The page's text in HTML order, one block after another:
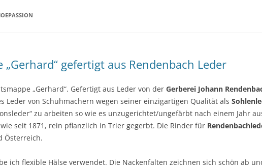
„Gerhard“ gefertigt aus Rendenbach Leder
„Gerhard“. Gefertigt aus Leder von der Gerberei Johann
Leder von Schuhmachern wegen seiner einzigartigen Qualität als
zu arbeiten so wie es unzugerichtet/ungefärbt nach einem Jahr
seit 1871, rein pflanzlich in Trier gegerbt. Die Rinder für
Österreich.
ich flexible Hälse verwendet. Die Nackenfalten zeichnen sich schön ab